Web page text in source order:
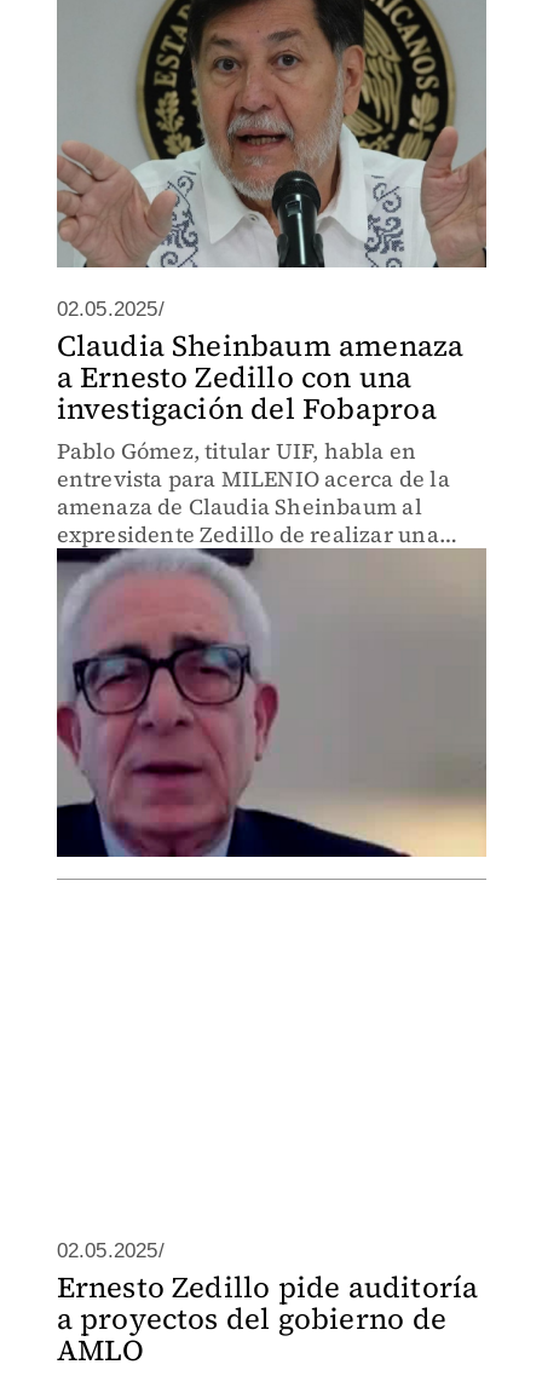
02.05.2025/
Claudia Sheinbaum amenaza
a Ernesto Zedillo con una
investigación del Fobaproa
Pablo Gómez, titular UIF, habla en
entrevista para MILENIO acerca de la
amenaza de Claudia Sheinbaum al
expresidente Zedillo de realizar una
investigación del Fobaproa.
02.05.2025/
Ernesto Zedillo pide auditoría
a proyectos del gobierno de
AMLO